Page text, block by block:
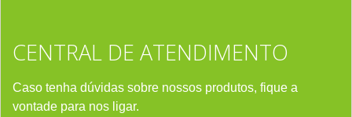
CENTRAL DE ATENDIMENTO
Caso tenha dúvidas sobre nossos produtos, fique a
vontade para nos ligar.